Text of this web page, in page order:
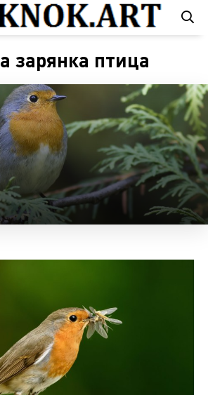
зарянка птица